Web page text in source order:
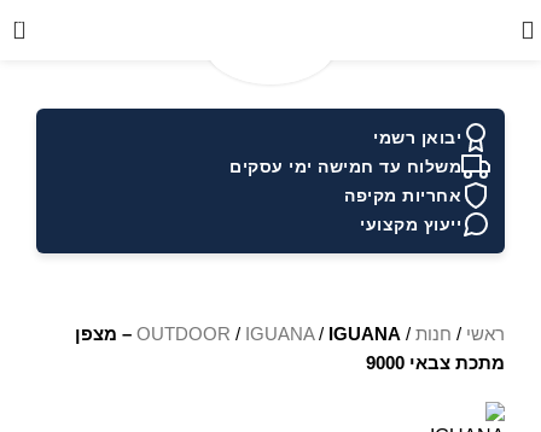
0
יבואן רשמי
משלוח עד חמישה ימי עסקים
אחריות מקיפה
ייעוץ מקצועי
ראשי / חנות /
OUTDOOR / IGUANA/
IGUANA – מצפן
מתכת צבאי 9000